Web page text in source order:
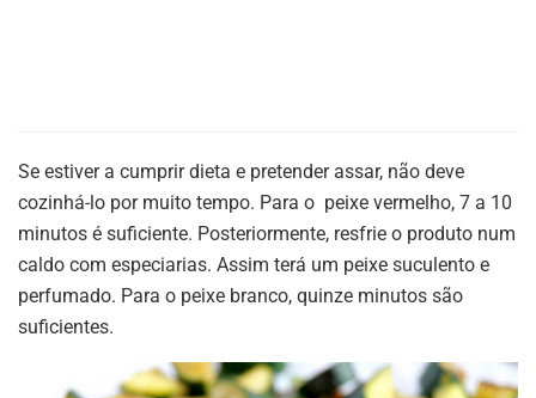
Se estiver a cumprir dieta e pretender assar, não deve
cozinhá-lo por muito tempo. Para o peixe vermelho, 7 a 10
minutos é suficiente. Posteriormente, resfrie o produto num
caldo com especiarias. Assim terá um peixe suculento e
perfumado. Para o peixe branco, quinze minutos são
suficientes.